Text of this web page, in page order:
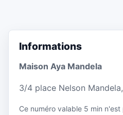
Informations
Maison Aya Mandela
3/4 place Nelson
Ce numéro valable 5 min